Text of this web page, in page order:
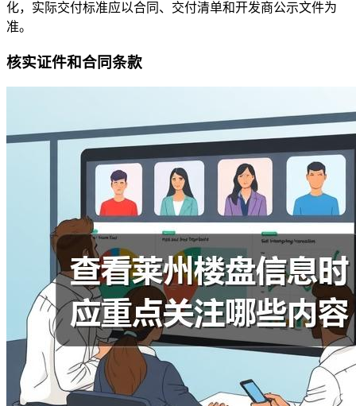
化，实际交付标准应以合同、交付清单和开发商公示文件为
准。
核实证件和合同条款